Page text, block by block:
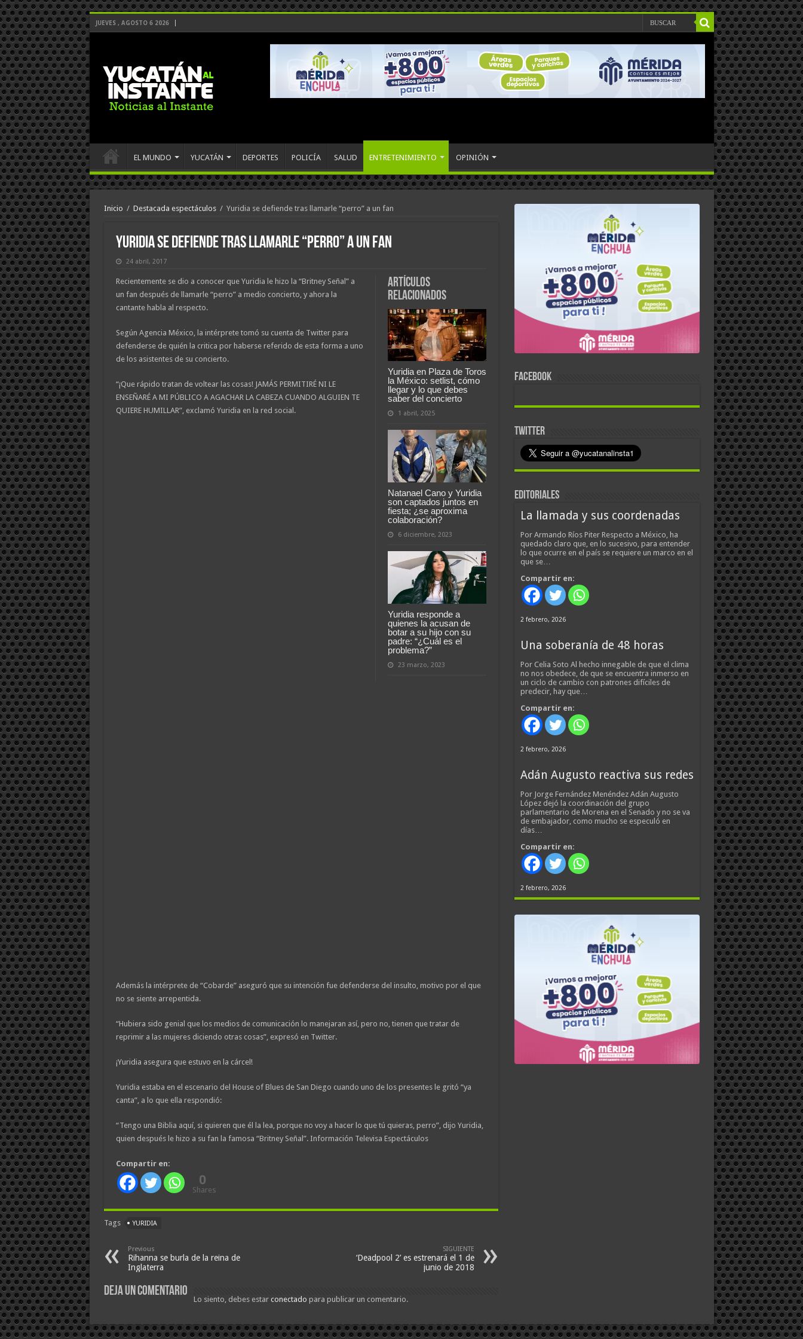
JUEVES , AGOSTO 6 2026
EL MUNDO YUCATÁN DEPORTES POLICÍA SALUD ENTRETENIMIENTO OPINIÓN
Inicio / Destacada espectáculos / Yuridia se defiende tras llamarle “perro” a un fan
Yuridia se defiende tras llamarle “perro” a un fan
24 abril, 2017
Artículos
relacionados
Yuridia en Plaza de Toros
la México: setlist, cómo
llegar y lo que debes
saber del concierto
1 abril, 2025
Natanael Cano y Yuridia
son captados juntos en
fiesta; ¿se aproxima
colaboración?
6 diciembre, 2023
Yuridia responde a
quienes la acusan de
botar a su hijo con su
padre: “¿Cuál es el
problema?”
23 marzo, 2023
Recientemente se dio a conocer que Yuridia le hizo la “Britney Señal” a
un fan después de llamarle “perro” a medio concierto, y ahora la
cantante habla al respecto.
Según Agencia México, la intérprete tomó su cuenta de Twitter para
defenderse de quién la critica por haberse referido de esta forma a uno
de los asistentes de su concierto.
“¡Que rápido tratan de voltear las cosas! JAMÁS PERMITIRÉ NI LE
ENSEÑARÉ A MI PÚBLICO A AGACHAR LA CABEZA CUANDO ALGUIEN TE
QUIERE HUMILLAR”, exclamó Yuridia en la red social.
Además la intérprete de “Cobarde” aseguró que su intención fue defenderse del insulto, motivo por el que
no se siente arrepentida.
“Hubiera sido genial que los medios de comunicación lo manejaran así, pero no, tienen que tratar de
reprimir a las mujeres diciendo otras cosas”, expresó en Twitter.
¡Yuridia asegura que estuvo en la cárcel!
Yuridia estaba en el escenario del House of Blues de San Diego cuando uno de los presentes le gritó “ya
canta”, a lo que ella respondió:
“Tengo una Biblia aquí, si quieren que él la lea, porque no voy a hacer lo que tú quieras, perro”, dijo Yuridia,
quien después le hizo a su fan la famosa “Britney Señal”. Información Televisa Espectáculos
Compartir en:
0
Shares
Tags YURIDIA
Previous
Rihanna se burla de la reina de
Inglaterra
SIGUIENTE
‘Deadpool 2’ es estrenará el 1 de
junio de 2018
Deja un comentario
Lo siento, debes estar conectado para publicar un comentario.
FACEBOOK
TWITTER
EDITORIALES
La llamada y sus coordenadas
Por Armando Ríos Piter Respecto a México, ha
quedado claro que, en lo sucesivo, para entender
lo que ocurre en el país se requiere un marco en el
que se…
Compartir en:
2 febrero, 2026
Una soberanía de 48 horas
Por Celia Soto Al hecho innegable de que el clima
no nos obedece, de que se encuentra inmerso en
un ciclo de cambio con patrones difíciles de
predecir, hay que…
Compartir en:
2 febrero, 2026
Adán Augusto reactiva sus redes
Por Jorge Fernández Menéndez Adán Augusto
López dejó la coordinación del grupo
parlamentario de Morena en el Senado y no se va
de embajador, como mucho se especuló en
días…
Compartir en:
2 febrero, 2026